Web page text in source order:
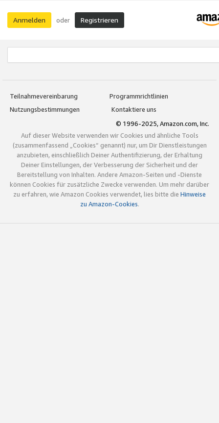
Anmelden oder Registrieren
Teilnahmevereinbarung
Programmrichtlinien
Nutzungsbestimmungen
Kontaktiere uns
© 1996-2025, Amazon.com, Inc.
Auf dieser Website verwenden wir Cookies und ähnliche Tools
(zusammenfassend „Cookies“ genannt) nur, um Dir Dienstleistungen
anzubieten, einschließlich Deiner Authentifizierung, der Erhaltung
Deiner Einstellungen, der Verbesserung der Sicherheit und der
Bereitstellung von Inhalten. Andere Amazon-Seiten und -Dienste
können Cookies für zusätzliche Zwecke verwenden. Um mehr darüber
zu erfahren, wie Amazon Cookies verwendet, lies bitte die Hinweise
zu Amazon-Cookies.